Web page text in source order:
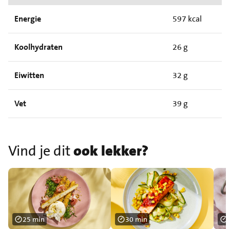
Energie 597 kcal
Koolhydraten 26 g
Eiwitten 32 g
Vet 39 g
Vind je ditook lekker?
25 min 30 min